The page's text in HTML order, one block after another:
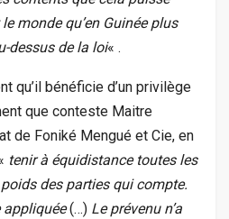
monde qu’en Guinée plus
dessus de la loi« .
qu’il bénéficie d’un privilège
que conteste Maitre
de Foniké Mengué et Cie, en
tenir à équidistance toutes les
poids des parties qui compte.
appliquée(…) Le prévenu n’a